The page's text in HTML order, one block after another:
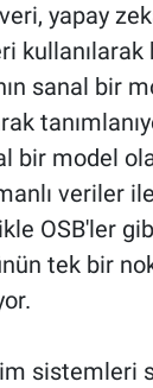
yapay
kullanılarak
sanal bir
bir model
veriler
OSB'ler
tek bir
sistemleri